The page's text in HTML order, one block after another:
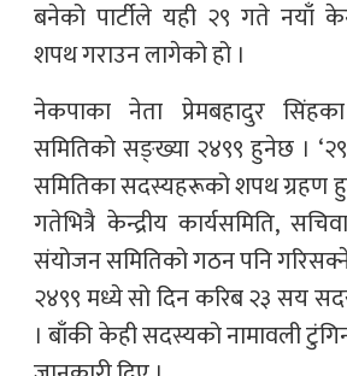
बनेको पार्टीले यही २९ गते नयाँ
शपथ गराउन लागेको हो ।
नेकपाका नेता प्रेमबहादुर
समितिको सङ्ख्या २४९९ हुनेछ ।
समितिका सदस्यहरूको शपथ ग्रहण
गतेभित्रै केन्द्रीय कार्यसमिति,
संयोजन समितिको गठन पनि
२४९९ मध्ये सो दिन करिब २३ सय
। बाँकी केही सदस्यको नामावली